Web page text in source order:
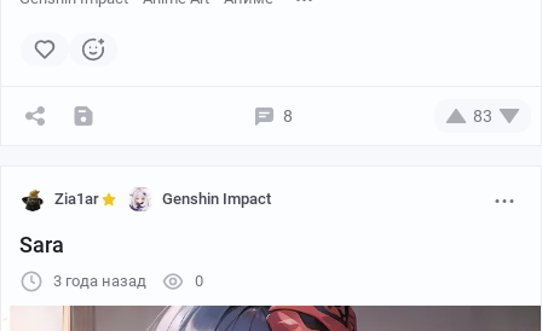
8 83
Zia1ar Genshin Impact
Sara
3 года назад 0